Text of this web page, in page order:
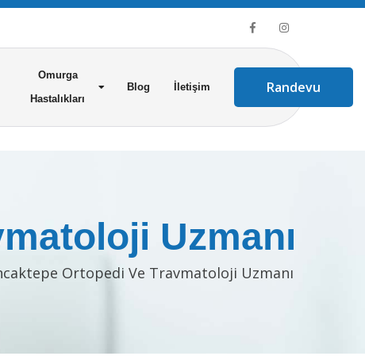
Omurga
Hastalıkları
Blog İletişim Randevu
Uzmanı
Ortopedi Ve Travmatoloji Uzmanı